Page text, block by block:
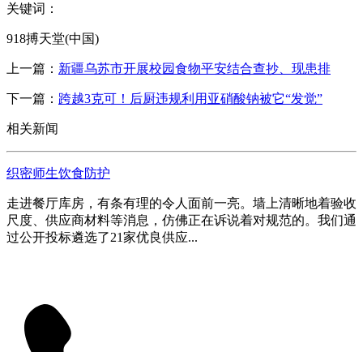
关键词：
918搏天堂(中国)
上一篇： 新疆乌苏市开展校园食物平安结合查抄、现患排
下一篇： 跨越3克可！后厨违规利用亚硝酸钠被它“发觉”
相关新闻
织密师生饮食防护
走进餐厅库房，有条有理的令人面前一亮。墙上清晰地着验收
尺度、供应商材料等消息，仿佛正在诉说着对规范的。我们通
过公开投标遴选了21家优良供应...